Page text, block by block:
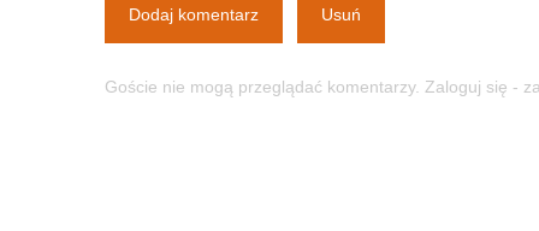
Dodaj komentarz Usuń
Goście nie mogą przeglądać komentarzy. Zaloguj się -